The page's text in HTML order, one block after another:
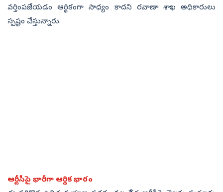
వర్తింపజేయడం ఆర్థికంగా సాధ్యం కాదని రవాణా శాఖ అధికారులు
స్పష్టం చేస్తున్నారు.
ఆర్టీసీపై భారీగా ఆర్థిక భారం